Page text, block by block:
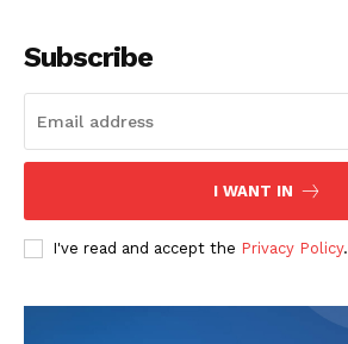
Subscribe
I WANT IN
I've read and accept the Privacy Policy.